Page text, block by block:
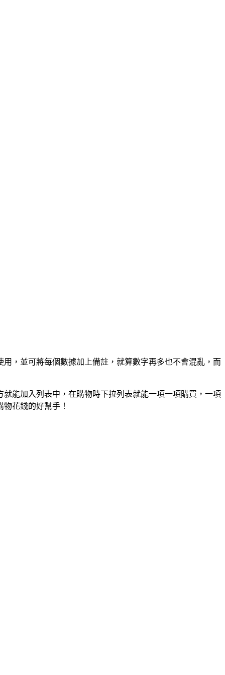
，並可將每個數據加上備註，就算數字再多也不會混亂，而
能加入列表中，在購物時下拉列表就能一項一項購買，一項
花錢的好幫手！